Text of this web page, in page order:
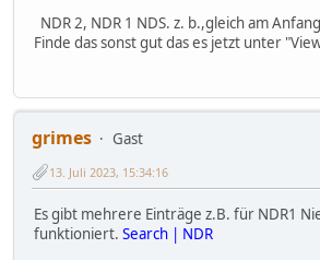
NDR 2, NDR 1 NDS. z. b.,gleich am
Finde das sonst gut das es jetzt unter
grimes
Gast
13. Juli 2023, 15:34:16
Es gibt mehrere Einträge z.B. für NDR1
funktioniert. Search | NDR